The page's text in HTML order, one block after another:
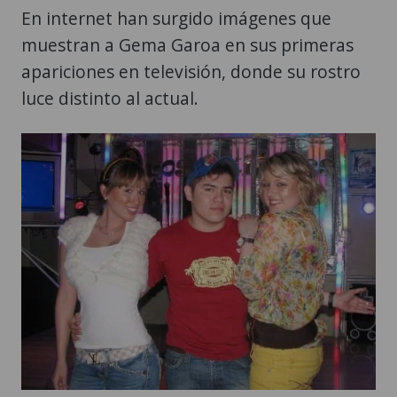
En internet han surgido imágenes que
muestran a Gema Garoa en sus primeras
apariciones en televisión, donde su rostro
luce distinto al actual.